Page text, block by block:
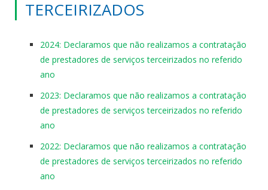
TERCEIRIZADOS
2024: Declaramos que não realizamos a contratação
de prestadores de serviços terceirizados no referido
ano
2023: Declaramos que não realizamos a contratação
de prestadores de serviços terceirizados no referido
ano
2022: Declaramos que não realizamos a contratação
de prestadores de serviços terceirizados no referido
ano